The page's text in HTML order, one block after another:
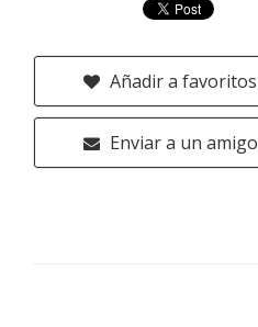
Añadir a favoritos
Enviar a un amigo